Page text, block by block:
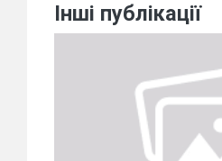
Інші публікації